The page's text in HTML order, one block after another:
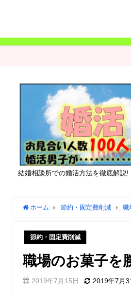
結婚相談所での婚活方法を徹底解説!
ホーム 節約・固定費削減 職
節約・固定費削減
職場のお菓子を
2019年7月15日 2019年7月